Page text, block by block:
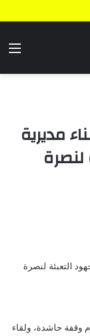
مديرية
التعبئة لنصرة
وقفة حاشدة، ولقاء